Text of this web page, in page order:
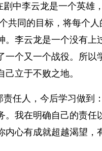
中李云龙是一个英雄
同的目标，将每个
李云龙是一个没有
个又一个战役。所
己立于不败之地。
任人，今后学习做
我在明确自己的责
心有成就超越渴望，